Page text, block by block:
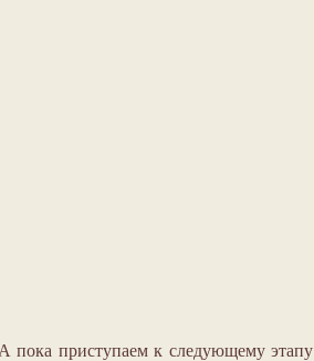
пока приступаем к следующему этапу